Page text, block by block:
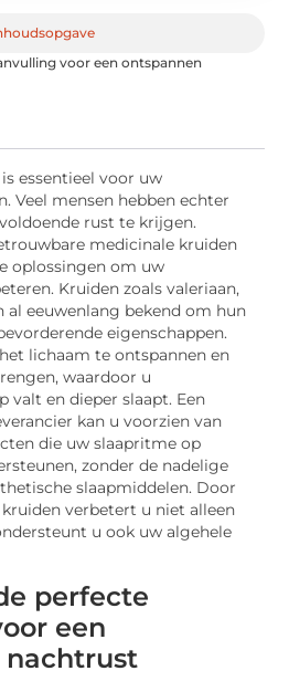
voor een ontspannen
essentieel voor uw
Veel mensen hebben echter
rust te krijgen.
medicinale kruiden
oplossingen om uw
Kruiden zoals valeriaan,
al eeuwenlang bekend om hun
eigenschappen.
lichaam te ontspannen en
waardoor u
valt en dieper slaapt. Een
kan u voorzien van
die uw slaapritme op
zonder de nadelige
slaapmiddelen. Door
verbetert u niet alleen
u ook uw algehele
perfecte
een
nachtrust